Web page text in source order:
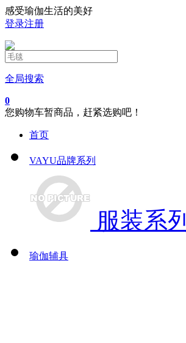
感受瑜伽生活的美好
登录注册
全局搜索
0
您购物车暂商品，赶紧选购吧！
首页
VAYU品牌系列
服装系列
瑜伽辅具